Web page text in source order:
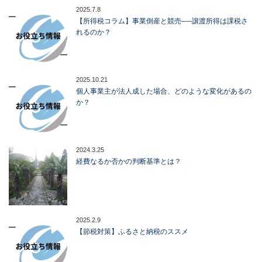
2025.7.8
【所得税コラム】事業倒産と競売──譲渡所得は課税さ
れるのか？
2025.10.21
個人事業主が法人成した場合、どのような変化があるの
か？
2024.3.25
経費なるか否かの判断基準とは？
2025.2.9
【節税対策】ふるさと納税のススメ